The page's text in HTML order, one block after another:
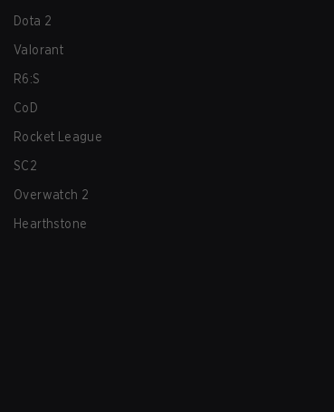
Dota 2
Valorant
R6:S
CoD
Rocket League
SC2
Overwatch 2
Hearthstone